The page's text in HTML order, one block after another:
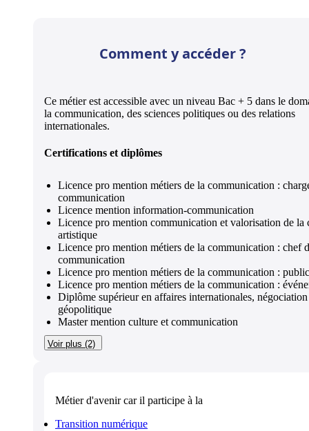
Comment y accéder ?
Ce métier est accessible avec un niveau Bac + 5 dans le
la communication, des sciences politiques ou des relations
internationales.
Certifications et diplômes
Licence pro mention métiers de la communication :
communication
Licence mention information-communication
Licence pro mention communication et valorisation de la
artistique
Licence pro mention métiers de la communication : chef
communication
Licence pro mention métiers de la communication :
Licence pro mention métiers de la communication :
Diplôme supérieur en affaires internationales,
géopolitique
Master mention culture et communication
Voir plus (2)
Métier d'avenircar il participe à la
Transition numérique